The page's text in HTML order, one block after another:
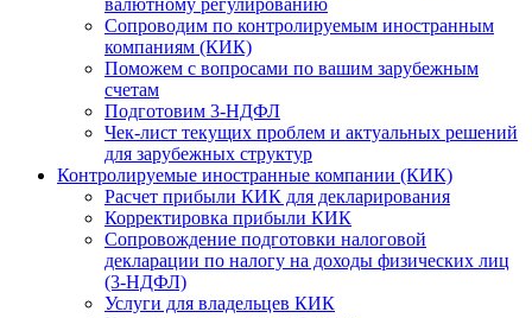
валютному регулированию
Сопроводим по контролируемым иностранным
компаниям (КИК)
Поможем с вопросами по вашим зарубежным
счетам
Подготовим 3-НДФЛ
Чек-лист текущих проблем и актуальных решений
для зарубежных структур
Контролируемые иностранные компании (КИК)
Расчет прибыли КИК для декларирования
Корректировка прибыли КИК
Сопровождение подготовки налоговой
декларации по налогу на доходы физических лиц
(3-НДФЛ)
Услуги для владельцев КИК